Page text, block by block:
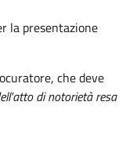
la presentazione
che deve
di notorietà resa